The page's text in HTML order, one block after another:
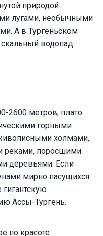
природой.
лугами, необычными
А в Тургеньском
водопад
2600 метров, плато
горными
холмами,
реками, поросшими
деревьями. Если
мирно пасущихся
Ассы-Тургень.
по красоте